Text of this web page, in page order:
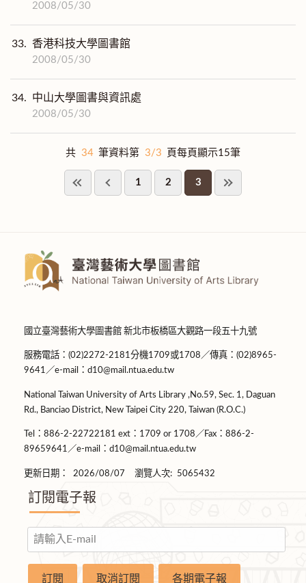
2008/05/30
33. 香港科技大學圖書館
2008/05/30
34. 中山大學圖書與資訊處
2008/05/30
共 34 筆資料第 3/3 頁每頁顯示15筆
1 2 3
國立臺灣藝術大學圖書館 新北市板橋區大觀路一段五十九號
服務電話：(02)2272-2181分機1709或1708／傳真：(02)8965-
9641／e-mail：d10@mail.ntua.edu.tw
National Taiwan University of Arts Library ,No.59, Sec. 1, Daguan
Rd., Banciao District, New Taipei City 220, Taiwan (R.O.C.)
Tel：886-2-22722181 ext：1709 or 1708／Fax：886-2-
89659641／e-mail：d10@mail.ntua.edu.tw
更新日期： 2026/08/07 瀏覽人次: 5065432
訂閱電子報